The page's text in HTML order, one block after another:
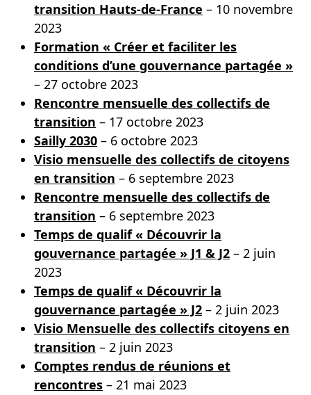
transition Hauts-de-France – 10 novembre
2023
Formation « Créer et faciliter les
conditions d’une gouvernance partagée »
– 27 octobre 2023
Rencontre mensuelle des collectifs de
transition – 17 octobre 2023
Sailly 2030 – 6 octobre 2023
Visio mensuelle des collectifs de citoyens
en transition – 6 septembre 2023
Rencontre mensuelle des collectifs de
transition – 6 septembre 2023
Temps de qualif « Découvrir la
gouvernance partagée » J1 & J2 – 2 juin
2023
Temps de qualif « Découvrir la
gouvernance partagée » J2 – 2 juin 2023
Visio Mensuelle des collectifs citoyens en
transition – 2 juin 2023
Comptes rendus de réunions et
rencontres – 21 mai 2023